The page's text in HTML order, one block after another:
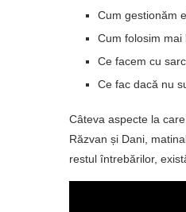
Cum gestionăm
Cum folosim mai
Ce facem cu
Ce fac dacă nu
Câteva aspecte la
Răzvan și Dani,
restul întrebărilor,